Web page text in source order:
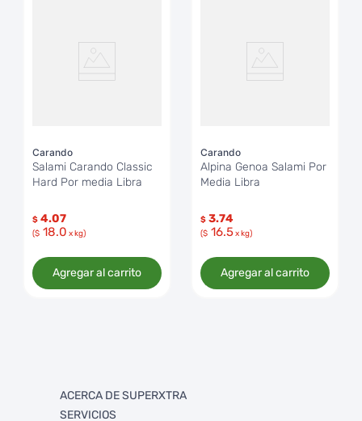
Carando
Salami Carando Classic
Hard Por media Libra
$ 4.07
($ 18.0 x kg)
Agregar al carrito
Carando
Alpina Genoa Salami Por
Media Libra
$ 3.74
($ 16.5x kg)
Agregar al carrito
ACERCA DE SUPERXTRA
Quienes somos
SERVICIOS